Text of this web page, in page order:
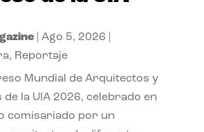
| Ago 5, 2026
, Reportaje
Mundial de Arquitectos y
la UIA 2026, celebrado en
comisariado por un